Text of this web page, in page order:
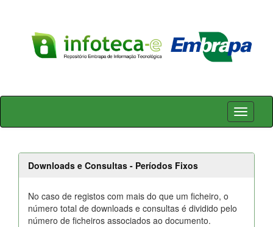
Skip
Downloads e Consultas - Períodos Fixos
No caso de registos com mais do que um ficheiro, o
número total de downloads e consultas é dividido pelo
número de ficheiros associados ao documento.